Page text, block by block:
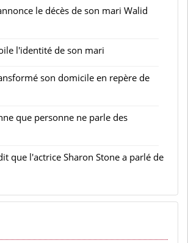
le décès de son mari Walid
l'identité de son mari
son domicile en repère de
que personne ne parle des
que l'actrice Sharon Stone a parlé de